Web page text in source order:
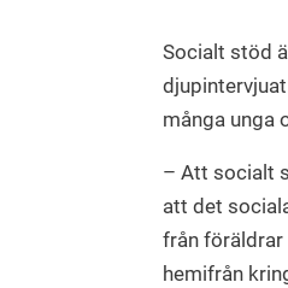
Socialt stöd
många unga
– Att socialt
att det
från föräldrar
hemifrån